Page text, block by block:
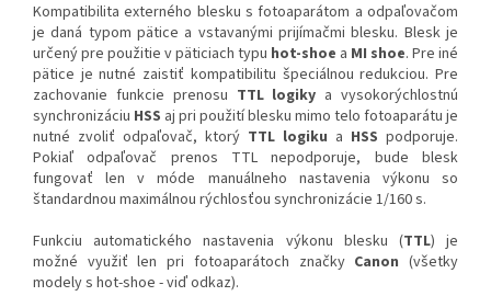
Kompatibilita externého blesku s fotoaparátom a odpaľovačom
je daná typom pätice a vstavanými prijímačmi blesku. Blesk je
určený pre použitie v päticiach typu hot-shoe a MI shoe. Pre iné
pätice je nutné zaistiť kompatibilitu špeciálnou redukciou. Pre
zachovanie funkcie prenosu TTL logiky a vysokorýchlostnú
synchronizáciu HSS aj pri použití blesku mimo telo fotoaparátu je
nutné zvoliť odpaľovač, ktorý TTL logiku a HSS podporuje.
Pokiaľ odpaľovač prenos TTL nepodporuje, bude blesk
fungovať len v móde manuálneho nastavenia výkonu so
štandardnou maximálnou rýchlosťou synchronizácie 1/160 s.
Funkciu automatického nastavenia výkonu blesku (TTL) je
možné využiť len pri fotoaparátoch značky Canon(všetky
modely s hot-shoe - viď odkaz).